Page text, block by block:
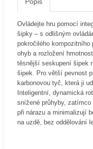
Ovládejte hru pomocí
šipky – s odlišným
pokročilého kompozitního
ohyb a rozložení
těsnější seskupení šipek
šipek. Pro větší pevnost
karbonovou tyč, která ji
Inteligentní, dynamická
snížené průhyby,
při nárazu a minimalizují
na uzdě, bez oddělování